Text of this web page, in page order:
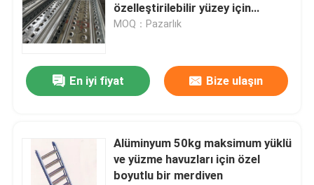
özelleştirilebilir yüzey için
galvanizli çelik iskelet tahtası ve
MOQ：Pazarlık
En iyi fiyat Bize ulaşın
Alüminyum 50kg maksimum yüklü
ve yüzme havuzları için özel
boyutlu bir merdiven